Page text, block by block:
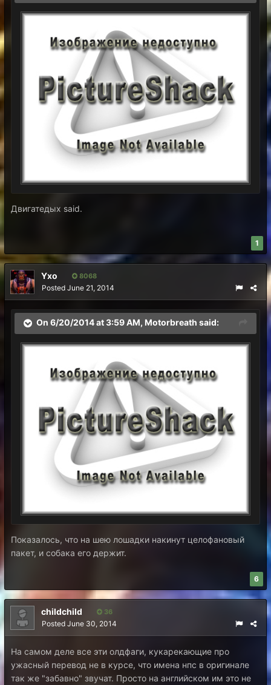
Двигатедых said.
1
Yxo 8068
Posted June 21, 2014
On 6/20/2014 at 3:59 AM, Motorbreath said:
Показалось, что на шею лошадки накинут целофановый
пакет, и собака его держит.
6
childchild 36
Posted June 30, 2014
На самом деле все эти олдфаги, кукарекающие про
ужасный перевод не в курсе, что имена нпс в оригинале
так же "забавно" звучат. Просто на английском им это не